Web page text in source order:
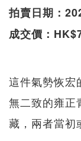
拍賣日期：
成交價：
這件氣勢恢宏
無二致的雍正
藏，兩者當初